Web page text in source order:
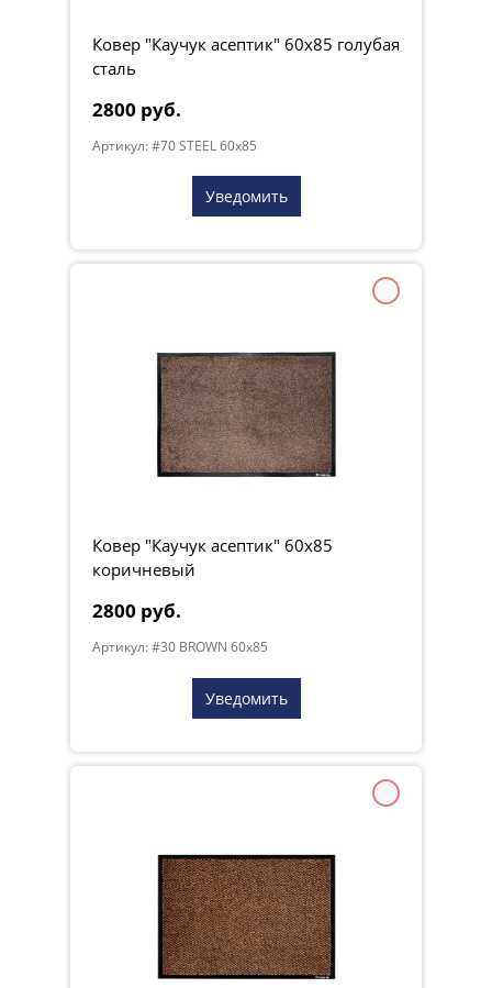
Ковер "Каучук асептик" 60х85 голубая
сталь
2800 руб.
Артикул: #70 STEEL 60x85
Уведомить
Ковер "Каучук асептик" 60х85
коричневый
2800 руб.
Артикул: #30 BROWN 60x85
Уведомить